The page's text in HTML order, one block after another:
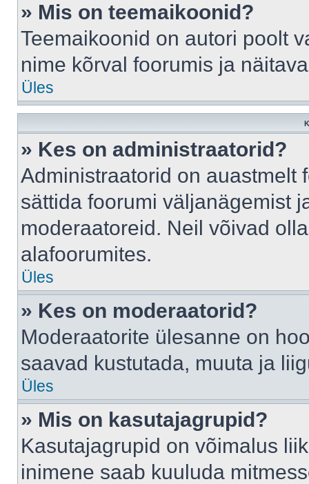
» Mis on teemaikoonid?
Teemaikoonid on autori poolt
nime kõrval foorumis ja
Üles
» Kes on administraatorid?
Administraatorid on auastmelt
sättida foorumi väljanägemist
moderaatoreid. Neil võivad
alafoorumites.
Üles
» Kes on moderaatorid?
Moderaatorite ülesanne on
saavad kustutada, muuta ja
Üles
» Mis on kasutajagrupid?
Kasutajagrupid on võimalus
inimene saab kuuluda